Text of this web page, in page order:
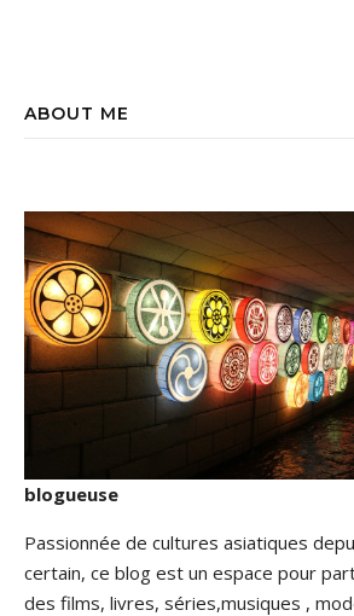
ABOUT ME
blogueuse
Passionnée de cultures asiatiques
certain, ce blog est un espace pour
des films, livres, séries,musiques ,